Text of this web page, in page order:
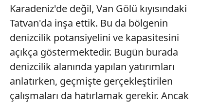
kullanılmaktadır. Diğer çerezler, sitemizin daha işlevsel
kılınması ve kişiselleştirilmesi ve sizlere yönelik
reklam/pazarlama faaliyetlerinin yapılması, amaçlarıyla
sınırlı olarak açık rızanız dahilinde kullanılacaktır.
Çerezlere ilişkin tercihlerinizi aşağıda yer alan panel
vasıtasıyla belirleyebilirsiniz. Çerezlere ilişkin detaylı bilgi
için Ayarlar butonuna tıklayabilir,Çerez Bilgilendirme
Metnimizi ziyaret edebilirsiniz.
Karadeniz'de değil, Van Gölü kıyısındaki
Tatvan'da inşa ettik. Bu da bölgenin
denizcilik potansiyelini ve kapasitesini
açıkça göstermektedir. Bugün burada
denizcilik alanında yapılan yatırımları
anlatırken, geçmişte gerçekleştirilen
çalışmaları da hatırlamak gerekir. Ancak